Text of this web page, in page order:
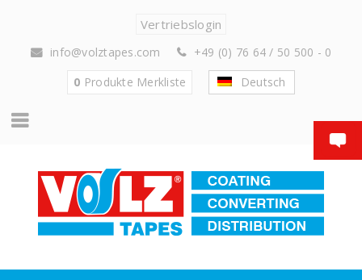
Vertriebslogin
info@volztapes.com
+49 (0) 76 64 / 50 500 - 0
0 Produkte Merkliste Deutsch